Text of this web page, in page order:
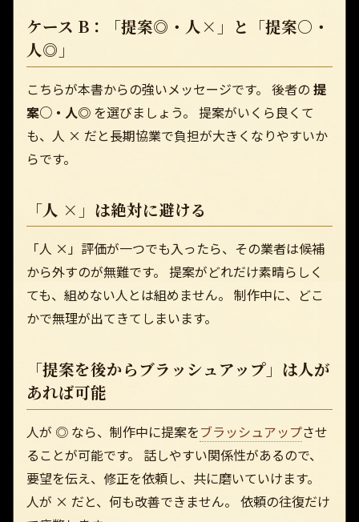
ケース B：「提案◎・人×」と「提案○・
人◎」
こちらが本書からの強いメッセージです。 後者の 提
案○・人◎ を選びましょう。 提案がいくら良くて
も、人 × だと長期協業で負担が大きくなりやすいか
らです。
「人 ×」は絶対に避ける
「人 ×」評価が一つでも入ったら、その業者は候補
から外すのが無難です。 提案がどれだけ素晴らしく
ても、組めない人とは組めません。 制作中に、どこ
かで無理が出てきてしまいます。
「提案を後からブラッシュアップ」は人が
あれば可能
人が ◎ なら、制作中に提案をブラッシュアップさせ
ることが可能です。 話しやすい関係性があるので、
要望を伝え、修正を依頼し、共に磨いていけます。
人が × だと、何も改善できません。 依頼の往復だけ